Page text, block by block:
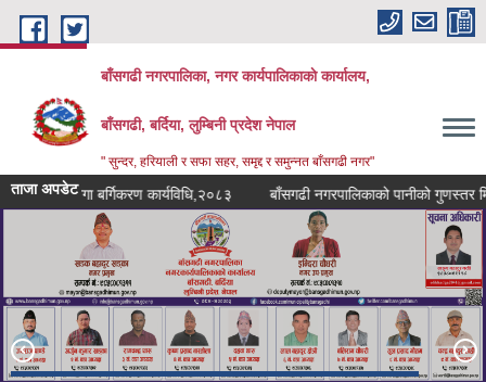
Skip to main content
बाँसगढी नगरपालिका, नगर कार्यपालिकाकाे कार्यालय,
बाँसगढी, बर्दिया, लुम्बिनी प्रदेश नेपाल
" सुन्दर, हरियाली र सफा सहर, समृद्द र समुन्नत बाँसगढी नगर"
ताजा अपडेट
जग्गा बर्गिकरण कार्यविधि,२०८३ बाँसगढी नगरपालिकाको पानीको गुणस्तर मिनी-